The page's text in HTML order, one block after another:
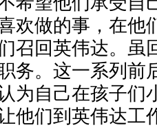
欢做的事，在他
召回英伟达。虽
务。这一系列前
为自己在孩子们
他们到英伟达工